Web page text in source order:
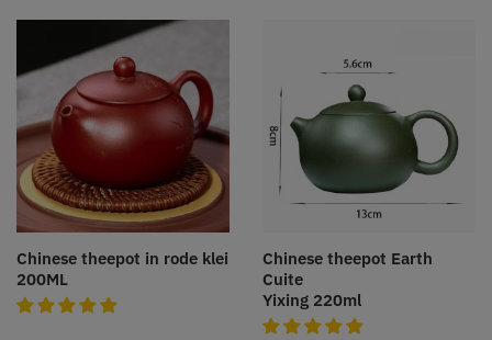
Chinese theepot in rode klei
200ML
Chinese theepot Earth
Cuite
Yixing 220ml